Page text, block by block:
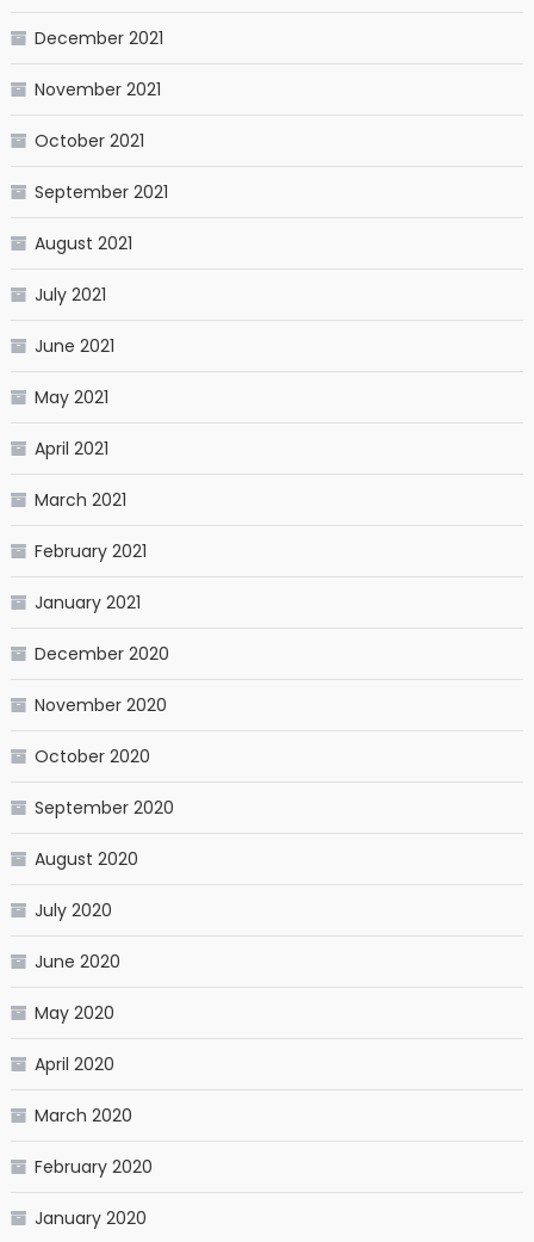
December 2021
November 2021
October 2021
September 2021
August 2021
July 2021
June 2021
May 2021
April 2021
March 2021
February 2021
January 2021
December 2020
November 2020
October 2020
September 2020
August 2020
July 2020
June 2020
May 2020
April 2020
March 2020
February 2020
January 2020